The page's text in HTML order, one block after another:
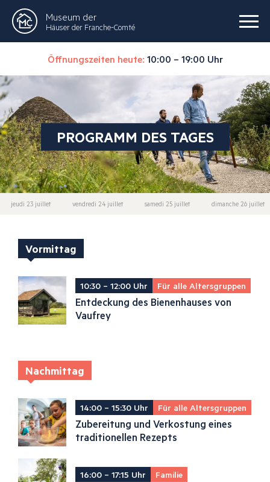
Museum der
Häuser der Franche-Comté
Öffnungszeiten heute: 10:00 – 19:00 Uhr
PROGRAMM DES TAGES
jeudi 23 juillet vendredi 24 juillet samedi 25 juillet dimanche 26 juillet
Vormittag
10:30 – 12:00 Uhr Für alle Altersgruppen
Entdeckung des Bienenhauses von
Vaufrey
Nachmittag
14:00 – 15:30 Uhr Für alle Altersgruppen
Zubereitung und Verkostung eines
traditionellen Rezepts
16:00 – 17:15 Uhr Familie